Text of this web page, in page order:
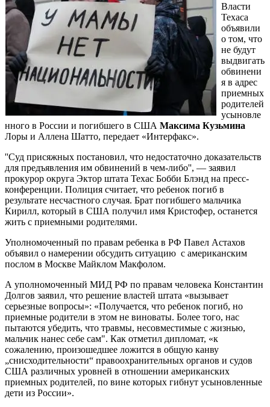
Власти
Техаса
объявили
о том, что
не будут
выдвигать
обвинени
я в адрес
приемных
родителей
усыновле
нного в России и погибшего в США Максима Кузьмина
Лоры и Аллена Шатто, передает «Интерфакс».
''Суд присяжных постановил, что недостаточно доказательств
для предъявления им обвинений в чем-либо'', — заявил
прокурор округа Эктор штата Техас Бобби Блэнд на пресс-
конференции. Полиция считает, что ребенок погиб в
результате несчастного случая. Брат погибшего мальчика
Кирилл, который в США получил имя Кристофер, останется
жить с приемными родителями.
Уполномоченный по правам ребенка в РФ Павел Астахов
объявил о намерении обсудить ситуацию с американским
послом в Москве Майклом Макфолом.
А уполномоченный МИД РФ по правам человека Константин
Долгов заявил, что решение властей штата «вызывает
серьезные вопросы»: «Получается, что ребенок погиб, но
приемные родители в этом не виноваты. Более того, нас
пытаются убедить, что травмы, несовместимые с жизнью,
мальчик нанес себе сам". Как отметил дипломат, «к
сожалению, произошедшее ложится в общую канву
„снисходительности“ правоохранительных органов и судов
США различных уровней в отношении американских
приемных родителей, по вине которых гибнут усыновленные
дети из России».